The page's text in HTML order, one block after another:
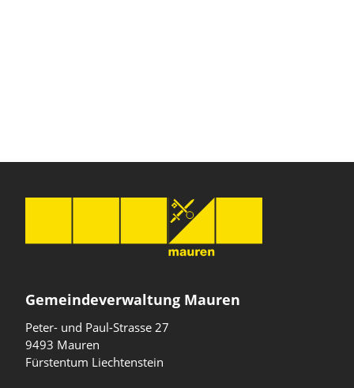
Gemeindeverwaltung Mauren
Peter- und Paul-Strasse 27
9493 Mauren
Fürstentum Liechtenstein